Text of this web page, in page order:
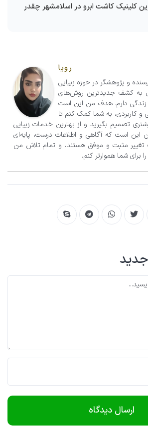
کلینیک کاشت ابرو در اسلامشهر چقدر
رویا
و پژوهشگر در حوزه زیبایی
به کشف جدیدترین روش‌های
زندگی دارم. هدف من این است
و کاربردی، به شما کمک کنم تا
تصمیم‌ بگیرید و از بهترین خدمات زیبایی
این است که آگاهی و اطلاعات درست، پایه‌ای
مثبت و موفق هستند، و تمام تلاش من
برای شما هموارتر کنم.
جدید